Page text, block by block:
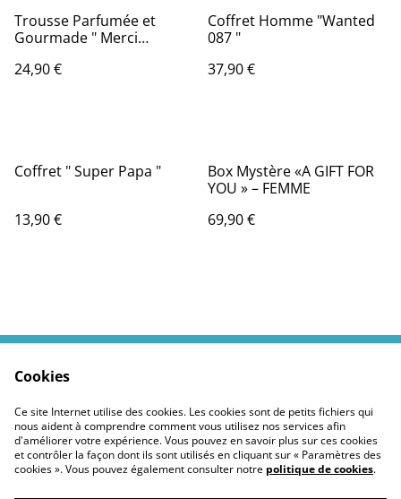
Trousse Parfumée et
Gourmade " Merci
24,90 €
Coffret Homme "Wanted
087 "
37,90 €
Coffret " Super Papa "
13,90 €
Box Mystère «A GIFT FOR
YOU » – FEMME
69,90 €
Politiques Site
Confidentialité des
cookies
Cookies
Ce site Internet utilise des cookies. Les cookies sont de petits fichiers qui
nous aident à comprendre comment vous utilisez nos services afin
d'améliorer votre expérience. Vous pouvez en savoir plus sur ces cookies
et contrôler la façon dont ils sont utilisés en cliquant sur « Paramètres des
cookies ». Vous pouvez également consulter notre politique de cookies.